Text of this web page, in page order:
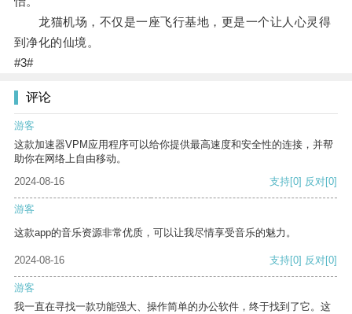
龙猫机场，不仅是一座飞行基地，更是一个让人心灵得
到净化的仙境。
#3#
评论
游客
这款加速器VPM应用程序可以给你提供最高速度和安全性的连接，并帮
助你在网络上自由移动。
2024-08-16
支持[0] 反对[0]
游客
这款app的音乐资源非常优质，可以让我尽情享受音乐的魅力。
2024-08-16 支持[0] 反对[0]
游客
我一直在寻找一款功能强大、操作简单的办公软件，终于找到了它。这